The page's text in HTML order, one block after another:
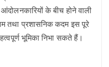
के बीच होने वाली
तथा प्रशासनिक कदम इस पूरे
भूमिका निभा सकते हैं।